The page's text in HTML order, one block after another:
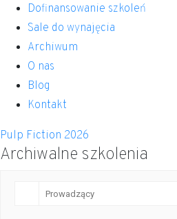
Dofinansowanie szkoleń
Sale do wynajęcia
Archiwum
O nas
Blog
Kontakt
Pulp Fiction 2026
Archiwalne szkolenia